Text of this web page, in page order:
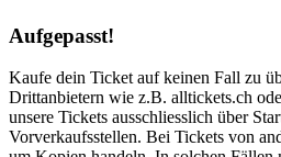
Aufgepasst!
Kaufe dein Ticket auf keinen Fall zu
Drittanbietern wie z.B. alltickets.ch
unsere Tickets ausschliesslich über
Vorverkaufsstellen. Bei Tickets von